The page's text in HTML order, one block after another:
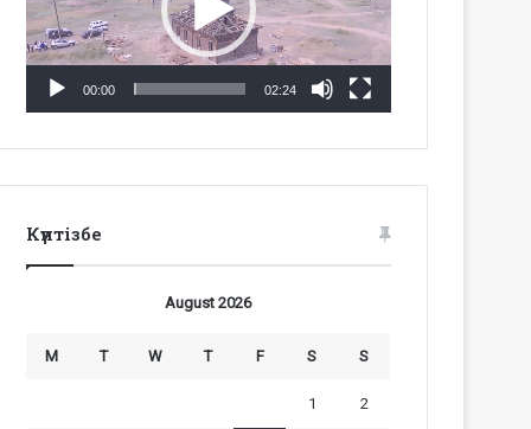
00:00 02:24
Күнтізбе
August 2026
M T W T F S S
1 2